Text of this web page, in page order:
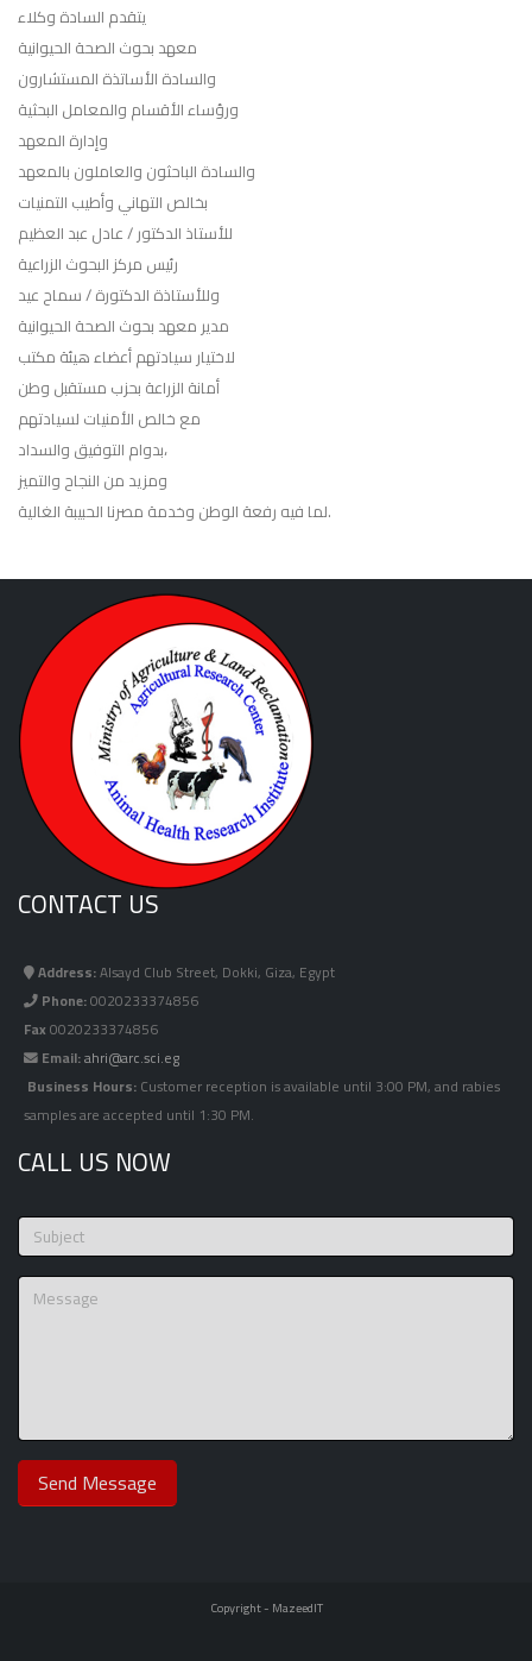
يتقدم السادة وكلاء
معهد بحوث الصحة الحيوانية
والسادة الأساتذة المستشارون
ورؤساء الأقسام والمعامل البحثية
وإدارة المعهد
والسادة الباحثون والعاملون بالمعهد
بخالص التهاني وأطيب التمنيات
للأستاذ الدكتور / عادل عبد العظيم
رئيس مركز البحوث الزراعية
وللأستاذة الدكتورة / سماح عيد
مدير معهد بحوث الصحة الحيوانية
لاختيار سيادتهم أعضاء هيئة مكتب
أمانة الزراعة بحزب مستقبل وطن
مع خالص الأمنيات لسيادتهم
بدوام التوفيق والسداد،
ومزيد من النجاح والتميز
لما فيه رفعة الوطن وخدمة مصرنا الحبيبة الغالية.
CONTACT US
Address:Alsayd Club Street, Dokki, Giza, Egypt
Phone:0020233374856
Fax0020233374856
Email:ahri@arc.sci.eg
Business Hours:Customer reception is available until 3:00 PM, and rabies
samples are accepted until 1:30 PM.
CALL US NOW
Copyright - MazeedIT